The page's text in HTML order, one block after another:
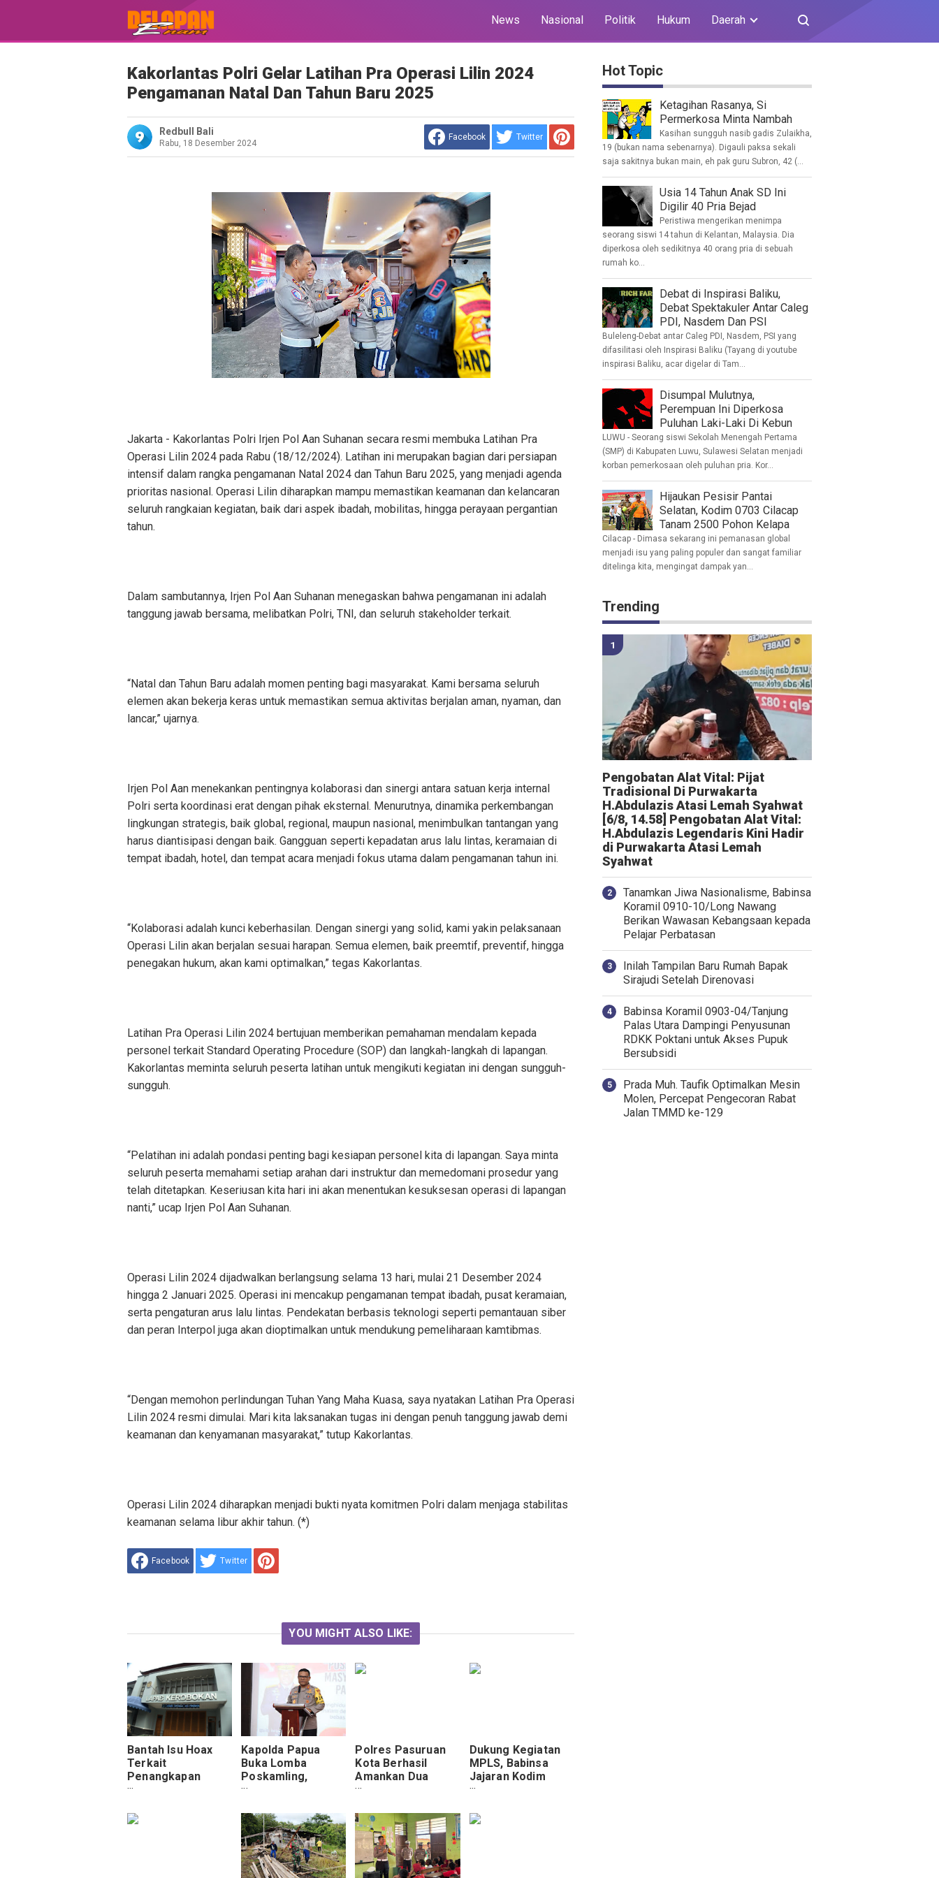
News Nasional Politik Hukum Daerah
Kakorlantas Polri Gelar Latihan Pra Operasi Lilin 2024
Pengamanan Natal Dan Tahun Baru 2025
Redbull Bali
Rabu, 18 Desember 2024
Facebook Twitter
Jakarta - Kakorlantas Polri Irjen Pol Aan Suhanan secara resmi membuka Latihan Pra
Operasi Lilin 2024 pada Rabu (18/12/2024). Latihan ini merupakan bagian dari persiapan
intensif dalam rangka pengamanan Natal 2024 dan Tahun Baru 2025, yang menjadi agenda
prioritas nasional. Operasi Lilin diharapkan mampu memastikan keamanan dan kelancaran
seluruh rangkaian kegiatan, baik dari aspek ibadah, mobilitas, hingga perayaan pergantian
tahun.
Dalam sambutannya, Irjen Pol Aan Suhanan menegaskan bahwa pengamanan ini adalah
tanggung jawab bersama, melibatkan Polri, TNI, dan seluruh stakeholder terkait.
“Natal dan Tahun Baru adalah momen penting bagi masyarakat. Kami bersama seluruh
elemen akan bekerja keras untuk memastikan semua aktivitas berjalan aman, nyaman, dan
lancar,” ujarnya.
Irjen Pol Aan menekankan pentingnya kolaborasi dan sinergi antara satuan kerja internal
Polri serta koordinasi erat dengan pihak eksternal. Menurutnya, dinamika perkembangan
lingkungan strategis, baik global, regional, maupun nasional, menimbulkan tantangan yang
harus diantisipasi dengan baik. Gangguan seperti kepadatan arus lalu lintas, keramaian di
tempat ibadah, hotel, dan tempat acara menjadi fokus utama dalam pengamanan tahun ini.
“Kolaborasi adalah kunci keberhasilan. Dengan sinergi yang solid, kami yakin pelaksanaan
Operasi Lilin akan berjalan sesuai harapan. Semua elemen, baik preemtif, preventif, hingga
penegakan hukum, akan kami optimalkan,” tegas Kakorlantas.
Latihan Pra Operasi Lilin 2024 bertujuan memberikan pemahaman mendalam kepada
personel terkait Standard Operating Procedure (SOP) dan langkah-langkah di lapangan.
Kakorlantas meminta seluruh peserta latihan untuk mengikuti kegiatan ini dengan sungguh-
sungguh.
“Pelatihan ini adalah pondasi penting bagi kesiapan personel kita di lapangan. Saya minta
seluruh peserta memahami setiap arahan dari instruktur dan memedomani prosedur yang
telah ditetapkan. Keseriusan kita hari ini akan menentukan kesuksesan operasi di lapangan
nanti,” ucap Irjen Pol Aan Suhanan.
Operasi Lilin 2024 dijadwalkan berlangsung selama 13 hari, mulai 21 Desember 2024
hingga 2 Januari 2025. Operasi ini mencakup pengamanan tempat ibadah, pusat keramaian,
serta pengaturan arus lalu lintas. Pendekatan berbasis teknologi seperti pemantauan siber
dan peran Interpol juga akan dioptimalkan untuk mendukung pemeliharaan kamtibmas.
“Dengan memohon perlindungan Tuhan Yang Maha Kuasa, saya nyatakan Latihan Pra Operasi
Lilin 2024 resmi dimulai. Mari kita laksanakan tugas ini dengan penuh tanggung jawab demi
keamanan dan kenyamanan masyarakat,” tutup Kakorlantas.
Operasi Lilin 2024 diharapkan menjadi bukti nyata komitmen Polri dalam menjaga stabilitas
keamanan selama libur akhir tahun. (*)
Facebook Twitter
YOU MIGHT ALSO LIKE:
Bantah Isu Hoax
Terkait
Penangkapan
Narkoba di
Nama Cuke Bukan
Kapolda Papua
Buka Lomba
Poskamling,
Tekankan
Warga dalam Jaga
Kamtibmas
Polres Pasuruan
Kota Berhasil
Amankan Dua
Pengedar
Sabu Disita
Dukung Kegiatan
MPLS, Babinsa
Jajaran Kodim
1022/Tanah Bumbu
Wawasan
Hot Topic
Ketagihan Rasanya, Si
Permerkosa Minta Nambah
Kasihan sungguh nasib gadis Zulaikha,
19 (bukan nama sebenarnya). Digauli paksa sekali
saja sakitnya bukan main, eh pak guru Subron, 42 (...
Usia 14 Tahun Anak SD Ini
Digilir 40 Pria Bejad
Peristiwa mengerikan menimpa
seorang siswi 14 tahun di Kelantan, Malaysia. Dia
diperkosa oleh sedikitnya 40 orang pria di sebuah
rumah ko...
Debat di Inspirasi Baliku,
Debat Spektakuler Antar Caleg
PDI, Nasdem Dan PSI
Buleleng-Debat antar Caleg PDI, Nasdem, PSI yang
difasilitasi oleh Inspirasi Baliku (Tayang di youtube
inspirasi Baliku, acar digelar di Tam...
Disumpal Mulutnya,
Perempuan Ini Diperkosa
Puluhan Laki-Laki Di Kebun
LUWU - Seorang siswi Sekolah Menengah Pertama
(SMP) di Kabupaten Luwu, Sulawesi Selatan menjadi
korban pemerkosaan oleh puluhan pria. Kor...
Hijaukan Pesisir Pantai
Selatan, Kodim 0703 Cilacap
Tanam 2500 Pohon Kelapa
Cilacap - Dimasa sekarang ini pemanasan global
menjadi isu yang paling populer dan sangat familiar
ditelinga kita, mengingat dampak yan...
Trending
Pengobatan Alat Vital: Pijat
Tradisional Di Purwakarta
H.Abdulazis Atasi Lemah Syahwat
[6/8, 14.58] Pengobatan Alat Vital:
H.Abdulazis Legendaris Kini Hadir
di Purwakarta Atasi Lemah
Syahwat
Tanamkan Jiwa Nasionalisme, Babinsa
Koramil 0910-10/Long Nawang
Berikan Wawasan Kebangsaan kepada
Pelajar Perbatasan
Inilah Tampilan Baru Rumah Bapak
Sirajudi Setelah Direnovasi
‎Babinsa Koramil 0903-04/Tanjung
Palas Utara Dampingi Penyusunan
RDKK Poktani untuk Akses Pupuk
Bersubsidi
Prada Muh. Taufik Optimalkan Mesin
Molen, Percepat Pengecoran Rabat
Jalan TMMD ke-129